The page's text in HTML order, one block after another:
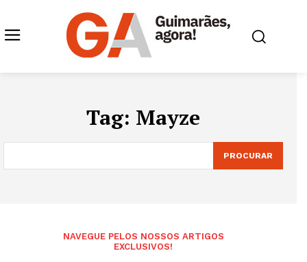
Tag: Mayze
PROCURAR
NAVEGUE PELOS NOSSOS ARTIGOS
EXCLUSIVOS!